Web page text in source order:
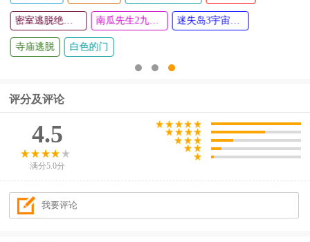
掌机小精灵 失落城堡各版本
评分及评论
4.5
满分5.0分